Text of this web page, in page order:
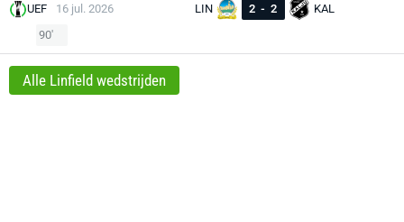
UEF 16 jul. 2026 LIN 2 - 2
KAL
90'
Alle Linfield wedstrijden